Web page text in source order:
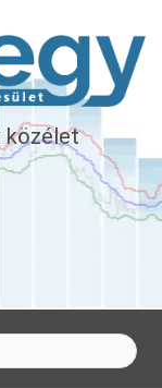
közélet